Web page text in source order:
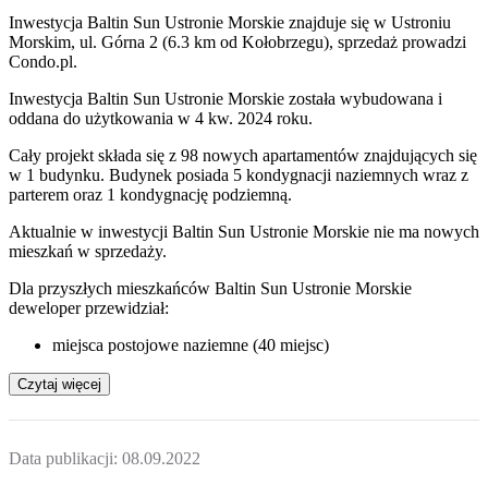
Inwestycja Baltin Sun Ustronie Morskie znajduje się w Ustroniu
Morskim, ul. Górna 2 (6.3 km od Kołobrzegu), sprzedaż prowadzi
Condo.pl.
Inwestycja Baltin Sun Ustronie Morskie została wybudowana i
oddana do użytkowania w 4 kw. 2024 roku.
Cały projekt składa się z 98 nowych apartamentów znajdujących się
w 1 budynku. Budynek posiada 5 kondygnacji naziemnych wraz z
parterem oraz 1 kondygnację podziemną.
Aktualnie w inwestycji Baltin Sun Ustronie Morskie nie ma nowych
mieszkań w sprzedaży.
Dla przyszłych mieszkańców Baltin Sun Ustronie Morskie
deweloper przewidział:
miejsca postojowe naziemne (40 miejsc)
Czytaj więcej
Data publikacji: 08.09.2022